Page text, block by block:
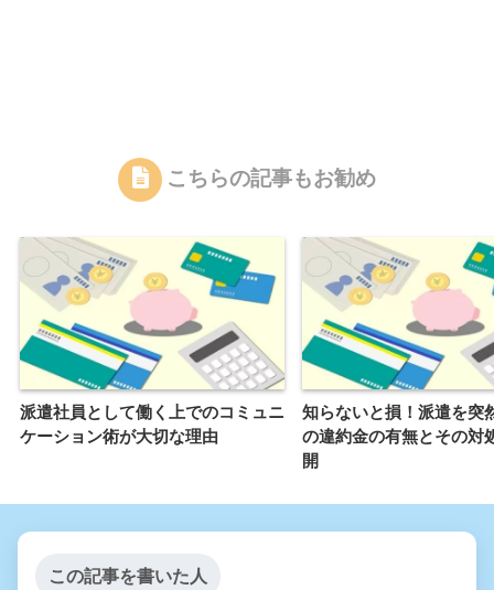
こちらの記事もお勧め
派遣社員として働く上でのコミュニ
ケーション術が大切な理由
知らないと損！派遣を突
の違約金の有無とその対
開
この記事を書いた人